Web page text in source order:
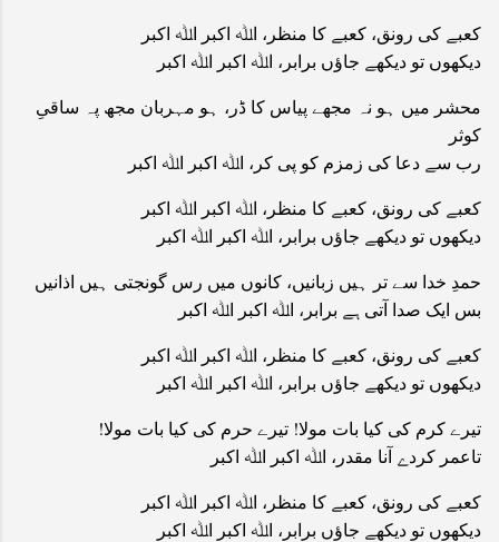
کعبے کی رونق، کعبے کا منظر، اﷲ اکبر اﷲ اکبر
دیکھوں تو دیکھے جاؤں برابر، اﷲ اکبر اﷲ اکبر
محشر میں ہو نہ مجھے پیاس کا ڈر، ہو مہربان مجھ پہ ساقیِ
کوثر
رب سے دعا کی زمزم کو پی کر، اﷲ اکبر اﷲ اکبر
کعبے کی رونق، کعبے کا منظر، اﷲ اکبر اﷲ اکبر
دیکھوں تو دیکھے جاؤں برابر، اﷲ اکبر اﷲ اکبر
حمدِ خدا سے تر ہیں زبانیں، کانوں میں رس گونجتی ہیں اذانیں
بس ایک صدا آتی ہے برابر، اﷲ اکبر اﷲ اکبر
کعبے کی رونق، کعبے کا منظر، اﷲ اکبر اﷲ اکبر
دیکھوں تو دیکھے جاؤں برابر، اﷲ اکبر اﷲ اکبر
تیرے کرم کی کیا بات مولا! تیرے حرم کی کیا بات مولا!
تاعمر کردے آنا مقدر، اﷲ اکبر اﷲ اکبر
کعبے کی رونق، کعبے کا منظر، اﷲ اکبر اﷲ اکبر
دیکھوں تو دیکھے جاؤں برابر، اﷲ اکبر اﷲ اکبر